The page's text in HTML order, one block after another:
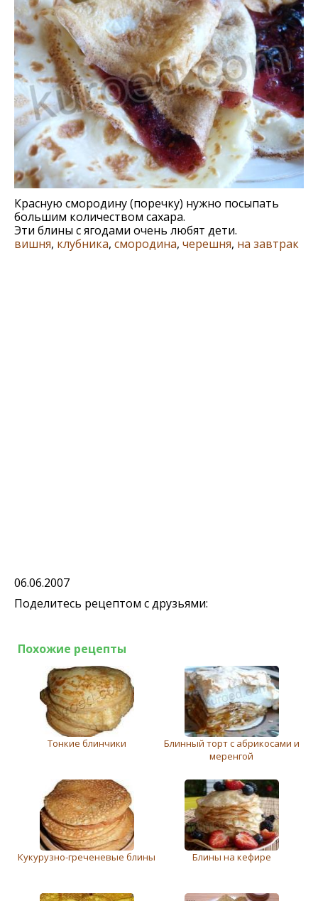
Красную смородину (поречку) нужно посыпать
большим количеством сахара.
Эти блины с ягодами очень любят дети.
вишня, клубника, смородина, черешня, на завтрак
06.06.2007
Поделитесь рецептом с друзьями:
Похожие рецепты
Тонкие блинчики
Блинный торт с абрикосами и
меренгой
Кукурузно-греченевые блины Блины на кефире